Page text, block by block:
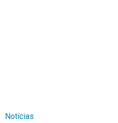
Notícias